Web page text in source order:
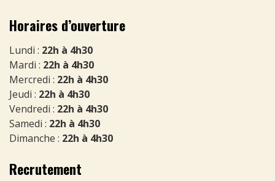
Horaires d’ouverture
Lundi : 22h à 4h30
Mardi : 22h à 4h30
Mercredi : 22h à 4h30
Jeudi : 22h à 4h30
Vendredi : 22h à 4h30
Samedi : 22h à 4h30
Dimanche : 22h à 4h30
Recrutement